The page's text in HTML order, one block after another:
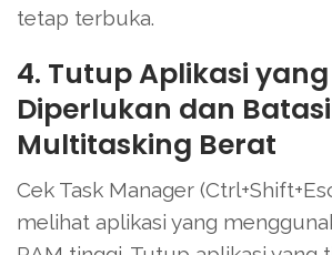
tetap terbuka.
4. Tutup Aplikasi
Diperlukan dan Batasi
Multitasking Berat
Cek Task Manager
melihat aplikasi yang